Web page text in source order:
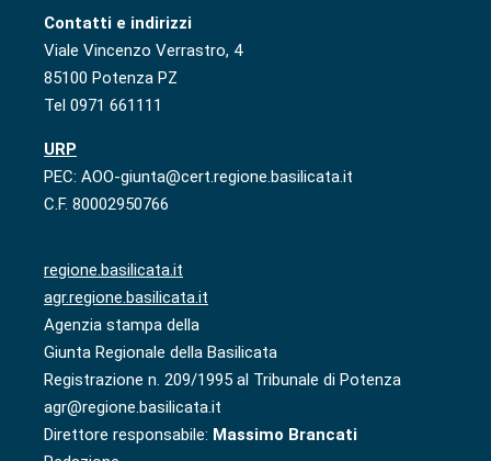
Contatti e indirizzi
Viale Vincenzo Verrastro, 4
85100 Potenza PZ
Tel 0971 661111
URP
PEC: AOO-giunta@cert.regione.basilicata.it
C.F. 80002950766
regione.basilicata.it
agr.regione.basilicata.it
Agenzia stampa della
Giunta Regionale della Basilicata
Registrazione n. 209/1995 al Tribunale di Potenza
agr@regione.basilicata.it
Direttore responsabile: Massimo Brancati